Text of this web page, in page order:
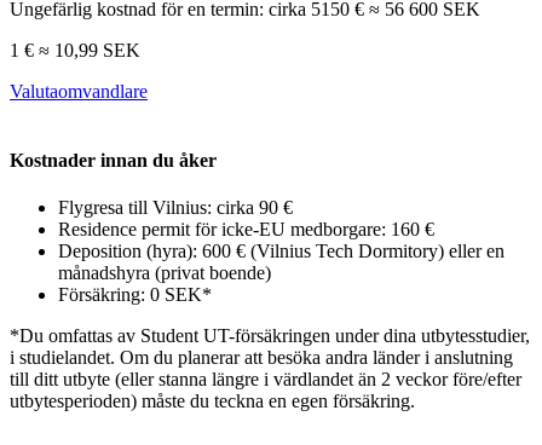
Ungefärlig kostnad för en termin: cirka 5150 € ≈ 56 600 SEK
1 € ≈ 10,99 SEK
Valutaomvandlare
Kostnader innan du åker
Flygresa till Vilnius: cirka 90 €
Residence permit för icke-EU medborgare: 160 €
Deposition (hyra): 600 € (Vilnius Tech Dormitory) eller en
månadshyra (privat boende)
Försäkring: 0 SEK*
*Du omfattas av Student UT-försäkringen under dina utbytesstudier,
i studielandet. Om du planerar att besöka andra länder i anslutning
till ditt utbyte (eller stanna längre i värdlandet än 2 veckor före/efter
utbytesperioden) måste du teckna en egen försäkring.